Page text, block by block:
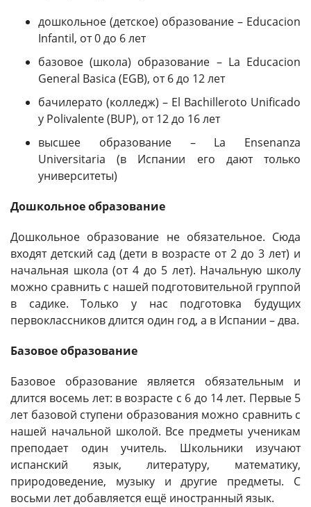
дошкольное (детское) образование – Educacion
Infantil, от 0 до 6 лет
базовое (школа) образование – La Educacion
General Basica (EGB), от 6 до 12 лет
бачилерато (колледж) – El Bachilleroto Unificado
y Polivalente (BUP), от 12 до 16 лет
высшее образование – La Ensenanza
Universitaria (в Испании его дают только
университеты)
Дошкольное образование
Дошкольное образование не обязательное. Сюда
входят детский сад (дети в возрасте от 2 до 3 лет) и
начальная школа (от 4 до 5 лет). Начальную школу
можно сравнить с нашей подготовительной группой
в садике. Только у нас подготовка будущих
первоклассников длится один год, а в Испании – два.
Базовое образование
Базовое образование является обязательным и
длится восемь лет: в возрасте с 6 до 14 лет. Первые 5
лет базовой ступени образования можно сравнить с
нашей начальной школой. Все предметы ученикам
преподает один учитель. Школьники изучают
испанский язык, литературу, математику,
природоведение, музыку и другие предметы. С
восьми лет добавляется ещё иностранный язык.